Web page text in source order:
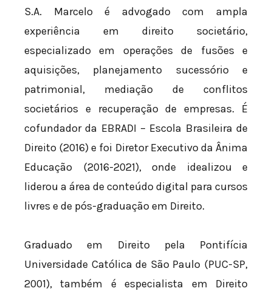
S.A. Marcelo é advogado com ampla
experiência em direito societário,
especializado em operações de fusões e
aquisições, planejamento sucessório e
patrimonial, mediação de conflitos
societários e recuperação de empresas. É
cofundador da EBRADI – Escola Brasileira de
Direito (2016) e foi Diretor Executivo da Ânima
Educação (2016-2021), onde idealizou e
liderou a área de conteúdo digital para cursos
livres e de pós-graduação em Direito.
Graduado em Direito pela Pontifícia
Universidade Católica de São Paulo (PUC-SP,
2001), também é especialista em Direito